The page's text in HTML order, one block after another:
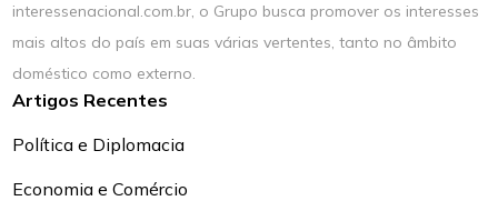
interessenacional.com.br, o Grupo busca promover os interesses
mais altos do país em suas várias vertentes, tanto no âmbito
doméstico como externo.
Artigos Recentes
Política e Diplomacia
Economia e Comércio